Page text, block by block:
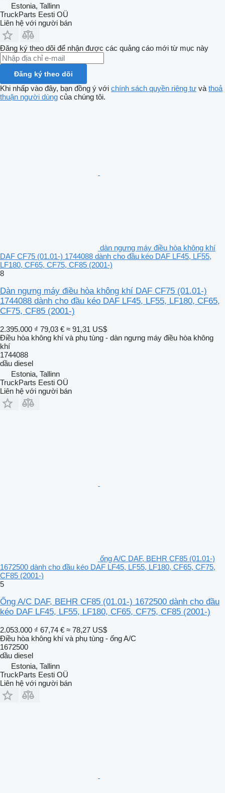
Estonia, Tallinn
TruckParts Eesti OÜ
Liên hệ với người bán
Đăng ký theo dõi để nhận được các quảng cáo mới từ mục này
Đăng ký theo dõi
Khi nhấp vào đây, bạn đồng ý với chính sách quyền riêng tư và thoả
thuận người dùng của chúng tôi.
dàn ngưng máy điều hòa không khí
DAF CF75 (01.01-) 1744088 dành cho đầu kéo DAF LF45, LF55,
LF180, CF65, CF75, CF85 (2001-)
8
Dàn ngưng máy điều hòa không khí DAF CF75 (01.01-)
1744088 dành cho đầu kéo DAF LF45, LF55, LF180, CF65,
CF75, CF85 (2001-)
2.395.000 ₫ 79,03 € ≈ 91,31 US$
Điều hòa không khí và phụ tùng - dàn ngưng máy điều hòa không
khí
1744088
dầu diesel
Estonia, Tallinn
TruckParts Eesti OÜ
Liên hệ với người bán
ống A/C DAF, BEHR CF85 (01.01-)
1672500 dành cho đầu kéo DAF LF45, LF55, LF180, CF65, CF75,
CF85 (2001-)
5
Ống A/C DAF, BEHR CF85 (01.01-) 1672500 dành cho đầu
kéo DAF LF45, LF55, LF180, CF65, CF75, CF85 (2001-)
2.053.000 ₫ 67,74 € ≈ 78,27 US$
Điều hòa không khí và phụ tùng - ống A/C
1672500
dầu diesel
Estonia, Tallinn
TruckParts Eesti OÜ
Liên hệ với người bán